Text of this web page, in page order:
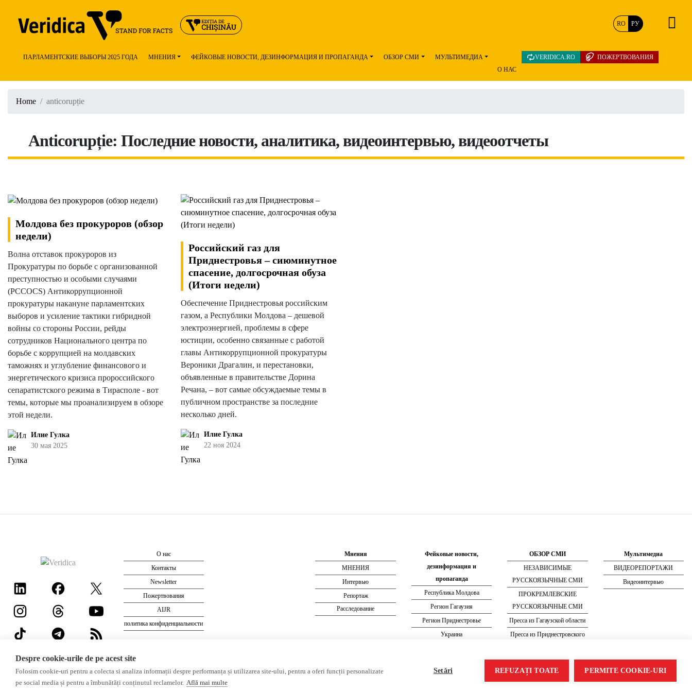
RO РУ
ПАРЛАМЕНТСКИЕ ВЫБОРЫ 2025 ГОДА МНЕНИЯ ФЕЙКОВЫЕ НОВОСТИ, ДЕЗИНФОРМАЦИЯ И ПРОПАГАНДА ОБЗОР СМИ МУЛЬТИМЕДИА ПОЖЕРТВОВАНИЯ
VERIDICA.RO
О НАС
Home anticorupție
Anticorupție: Последние новости, аналитика, видеоинтервью, видеоотчеты
Молдова без прокуроров (обзор
недели)
Волна отставок прокуроров из
Прокуратуры по борьбе с организованной
преступностью и особыми случаями
(PCCOCS) Антикоррупционной
прокуратуры накануне парламентских
выборов и усиление тактики гибридной
войны со стороны России, рейды
сотрудников Национального центра по
борьбе с коррупцией на молдавских
таможнях и углубление финансового и
энергетического кризиса пророссийского
сепаратистского режима в Тирасполе - вот
темы, которые мы проанализируем в обзоре
этой недели.
Илие Гулка
30 мая 2025
Российский газ для
Приднестровья – сиюминутное
спасение, долгосрочная обуза
(Итоги недели)
Обеспечение Приднестровья российским
газом, а Республики Молдова – дешевой
электроэнергией, проблемы в сфере
юстиции, особенно связанные с работой
главы Антикоррупционной прокуратуры
Вероники Драгалин, и перестановки,
объявленные в правительстве Дорина
Речана, – вот самые обсуждаемые темы в
публичном пространстве за последние
несколько дней.
Илие Гулка
22 ноя 2024
О нас
Контакты
Newsletter
Пожертвования
AIJR
политика конфиденциальности
Мнения
МНЕНИЯ
Интервью
Репортаж
Расследование
Фейковые новости,
дезинформация и
пропаганда
Республика Молдова
Регион Гагаузия
Регион Приднестровье
Украина
ОБЗОР СМИ
НЕЗАВИСИМЫЕ
РУССКОЯЗЫЧНЫЕ СМИ
ПРОКРЕМЛЕВСКИЕ
РУССКОЯЗЫЧНЫЕ СМИ
Пресса из Гагаузской области
Пресса из Приднестровского
Мультимедиа
ВИДЕОРЕПОРТАЖИ
Видеоинтервью
©2026 Veridica.md. Все права защищены. Veridica™ представляет собой публикацию Международный альянс румынских журналистов
Despre cookie-urile de pe acest site
Folosim cookie-uri pentru a colecta si analiza informații despre performanța și utilizarea site-ului, pentru a oferi funcții personalizate
pe social media și pentru a îmbunătăți conținutul reclamelor. Află mai multe
Setări REFUZAȚI TOATE PERMITE COOKIE-URI